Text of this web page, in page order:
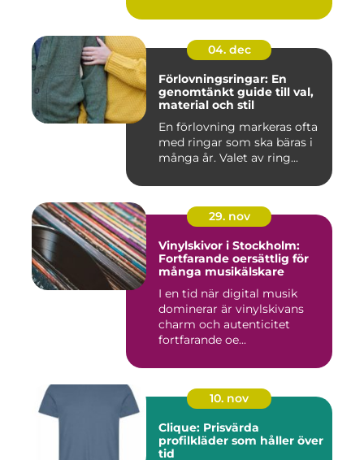
04. dec
Förlovningsringar: En
genomtänkt guide till val,
material och stil
En förlovning markeras ofta
med ringar som ska bäras i
många år. Valet av ring...
29. nov
Vinylskivor i Stockholm:
Fortfarande oersättlig för
många musikälskare
I en tid när digital musik
dominerar är vinylskivans
charm och autenticitet
fortfarande oe...
10. nov
Clique: Prisvärda
profilkläder som håller över
tid